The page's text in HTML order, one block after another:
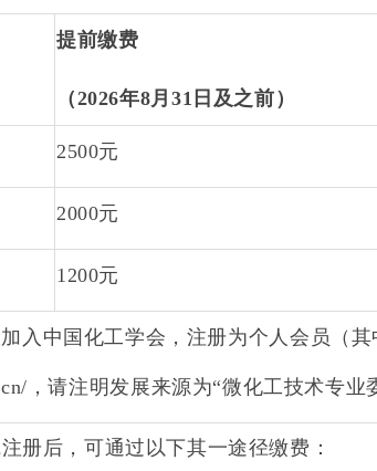
提前缴费
（2026年8月 31 日及之前）
2500元
2000元
1200元
入中国化工学会 ， 注册为个人会员 （ 其
，请注明发展来源为“微化工技术专业
册后，可通过以下其一途径缴费：